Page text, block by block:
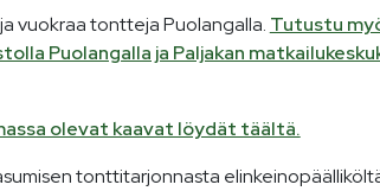
vuokraa tontteja Puolangalla. Tutustu
Puolangalla ja Paljakan
olevat kaavat löydät täältä.
tonttitarjonnasta